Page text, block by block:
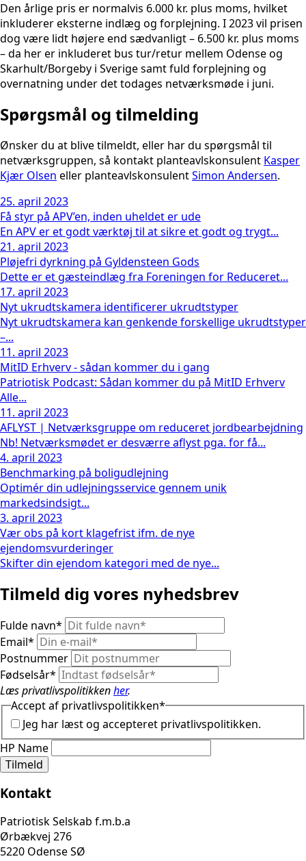
Den årlige pris er normalvis 6.000 kr. plus moms, hvilket
inkluderer eksterne indlæg og forplejning. I 2023 vil prisen
dog være lidt højere end sædvanligt – 6.500 kr. plus moms
– da her er inkluderet bus tur/retur mellem Odense og
Skarhult/Borgeby i Sverige samt fuld forplejning og
overnatning under det todages netværksmøde i juni.
Spørgsmål og tilmelding
Ønsker du at blive tilmeldt, eller har du spørgsmål til
netværksgruppen, så kontakt planteavlskonsulent Kasper
Kjær Olsen eller planteavlskonsulentSimon Andersen.
25. april 2023
Få styr på APV’en, inden uheldet er ude
En APV er et godt værktøj til at sikre et godt og trygt...
21. april 2023
Pløjefri dyrkning på Gyldensteen Gods
Dette er et gæsteindlæg fra Foreningen for Reduceret...
17. april 2023
Nyt ukrudtskamera identificerer ukrudtstyper
Nyt ukrudtskamera kan genkende forskellige ukrudtstyper
–...
11. april 2023
MitID Erhverv - sådan kommer du i gang
Patriotisk Podcast: Sådan kommer du på MitID Erhverv
Alle...
11. april 2023
AFLYST | Netværksgruppe om reduceret jordbearbejdning
Nb! Netværksmødet er desværre aflyst pga. for få...
4. april 2023
Benchmarking på boligudlejning
Optimér din udlejningsservice gennem unik
markedsindsigt...
3. april 2023
Vær obs på kort klagefrist ifm. de nye
ejendomsvurderinger
Skifter din ejendom kategori med de nye...
Tilmeld dig vores nyhedsbrev
Fulde navn*
Email*
Postnummer
Fødselsår*
Læs privatlivspolitikkenher.
Accept af privatlivspolitikken*
Jeg har læst og accepteret privatlivspolitikken.
HP Name
Tilmeld
Kontakt
Patriotisk Selskab f.m.b.a
Ørbækvej 276
5220 Odense SØ